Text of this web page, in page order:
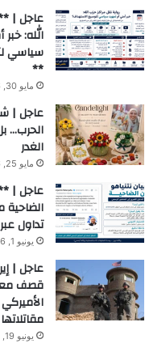
عاجل |
الله:
سياسي
**
مايو 30, 2026
عاجل |
الحرب…
الغدر
مايو 25, 2026
عاجل |
تداول
يونيو 1, 2026
عاجل |
قصف
مقاتلاتها
يونيو 19, 2026